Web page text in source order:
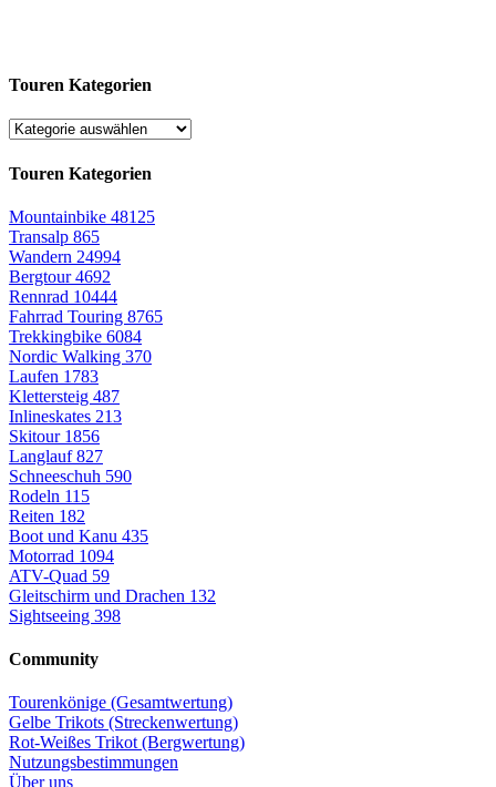
Touren Kategorien
Touren Kategorien
Mountainbike 48125
Transalp 865
Wandern 24994
Bergtour4692
Rennrad 10444
Fahrrad Touring 8765
Trekkingbike 6084
Nordic Walking 370
Laufen 1783
Klettersteig 487
Inlineskates 213
Skitour 1856
Langlauf827
Schneeschuh 590
Rodeln 115
Reiten 182
Boot und Kanu 435
Motorrad 1094
ATV-Quad 59
Gleitschirm und Drachen 132
Sightseeing 398
Community
Tourenkönige (Gesamtwertung)
Gelbe Trikots (Streckenwertung)
Rot-Weißes Trikot (Bergwertung)
Nutzungsbestimmungen
Über uns